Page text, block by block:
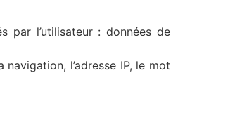
par l’utilisateur : données de
l’adresse IP, le mot